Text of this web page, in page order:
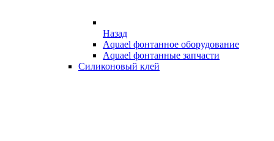
Назад
Aquael фонтанное оборудование
Aquael фонтанные запчасти
Силиконовый клей